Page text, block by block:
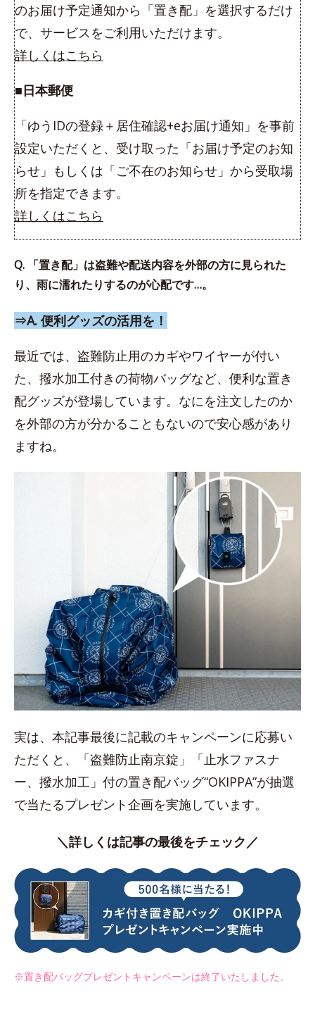
のお届け予定通知から「置き配」を選択するだけ
で、サービスをご利用いただけます。
詳しくはこちら
■日本郵便
「ゆうIDの登録＋居住確認+eお届け通知」を事前
設定いただくと、受け取った「お届け予定のお知
らせ」もしくは「ご不在のお知らせ」から受取場
所を指定できます。
詳しくはこちら
Q. 「置き配」は盗難や配送内容を外部の方に見られた
り、雨に濡れたりするのが心配です…。
⇒A. 便利グッズの活用を！
最近では、盗難防止用のカギやワイヤーが付い
た、撥水加工付きの荷物バッグなど、便利な置き
配グッズが登場しています。なにを注文したのか
を外部の方が分かることもないので安心感があり
ますね。
実は、本記事最後に記載のキャンペーンに応募い
ただくと、「盗難防止南京錠」「止水ファスナ
ー、撥水加工」付の置き配バッグ“OKIPPA”が抽選
で当たるプレゼント企画を実施しています。
＼詳しくは記事の最後をチェック／
※置き配バッグプレゼントキャンペーンは終了いたしました。